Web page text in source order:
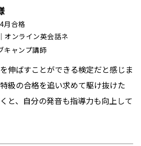
月合格
オンライン英会話ネ
キャンプ講師
伸ばすことができる検定だと感じま
級の合格を追い求めて駆け抜けた
と、自分の発音も指導力も向上して